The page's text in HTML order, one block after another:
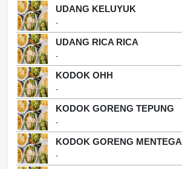
UDANG KELUYUK
-
UDANG RICA RICA
-
KODOK OHH
-
KODOK GORENG TEPUNG
-
KODOK GORENG MENTEGA
-